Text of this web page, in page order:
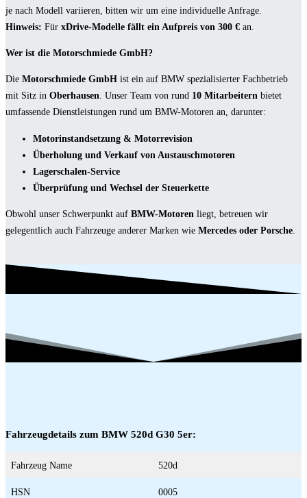
je nach Modell variieren, bitten wir um eine individuelle Anfrage.
Hinweis: Für xDrive-Modelle fällt ein Aufpreis von 300 € an.
Wer ist die Motorschmiede GmbH?
Die Motorschmiede GmbH ist ein auf BMW spezialisierter Fachbetrieb
mit Sitz in Oberhausen. Unser Team von rund 10 Mitarbeitern bietet
umfassende Dienstleistungen rund um BMW-Motoren an, darunter:
Motorinstandsetzung & Motorrevision
Überholung und Verkauf von Austauschmotoren
Lagerschalen-Service
Überprüfung und Wechsel der Steuerkette
Obwohl unser Schwerpunkt auf BMW-Motoren liegt, betreuen wir
gelegentlich auch Fahrzeuge anderer Marken wie Mercedes oder Porsche
Fahrzeugdetails zum BMW 520d G30 5er:
Fahrzeug Name 520d
HSN 0005